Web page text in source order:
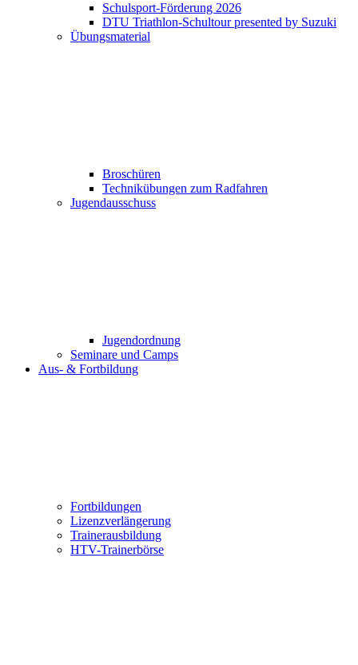
Schulsport-Förderung 2026
DTU Triathlon-Schultour presented by Suzuki
Übungsmaterial
Broschüren
Technikübungen zum Radfahren
Jugendausschuss
Jugendordnung
Seminare und Camps
Aus- & Fortbildung
Fortbildungen
Lizenzverlängerung
Trainerausbildung
HTV-Trainerbörse